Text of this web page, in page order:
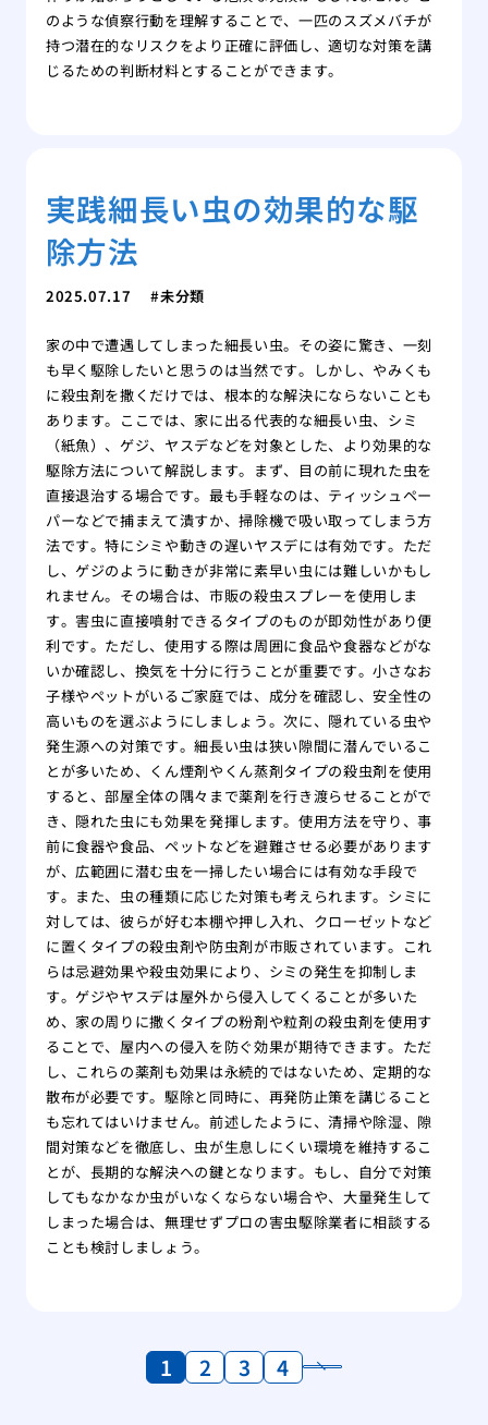
のような偵察行動を理解することで、一匹のスズメバチが
持つ潜在的なリスクをより正確に評価し、適切な対策を講
じるための判断材料とすることができます。
実践細長い虫の効果的な駆
除方法
2025.07.17 未分類
家の中で遭遇してしまった細長い虫。その姿に驚き、一刻
も早く駆除したいと思うのは当然です。しかし、やみくも
に殺虫剤を撒くだけでは、根本的な解決にならないことも
あります。ここでは、家に出る代表的な細長い虫、シミ
（紙魚）、ゲジ、ヤスデなどを対象とした、より効果的な
駆除方法について解説します。まず、目の前に現れた虫を
直接退治する場合です。最も手軽なのは、ティッシュペー
パーなどで捕まえて潰すか、掃除機で吸い取ってしまう方
法です。特にシミや動きの遅いヤスデには有効です。ただ
し、ゲジのように動きが非常に素早い虫には難しいかもし
れません。その場合は、市販の殺虫スプレーを使用しま
す。害虫に直接噴射できるタイプのものが即効性があり便
利です。ただし、使用する際は周囲に食品や食器などがな
いか確認し、換気を十分に行うことが重要です。小さなお
子様やペットがいるご家庭では、成分を確認し、安全性の
高いものを選ぶようにしましょう。次に、隠れている虫や
発生源への対策です。細長い虫は狭い隙間に潜んでいるこ
とが多いため、くん煙剤やくん蒸剤タイプの殺虫剤を使用
すると、部屋全体の隅々まで薬剤を行き渡らせることがで
き、隠れた虫にも効果を発揮します。使用方法を守り、事
前に食器や食品、ペットなどを避難させる必要があります
が、広範囲に潜む虫を一掃したい場合には有効な手段で
す。また、虫の種類に応じた対策も考えられます。シミに
対しては、彼らが好む本棚や押し入れ、クローゼットなど
に置くタイプの殺虫剤や防虫剤が市販されています。これ
らは忌避効果や殺虫効果により、シミの発生を抑制しま
す。ゲジやヤスデは屋外から侵入してくることが多いた
め、家の周りに撒くタイプの粉剤や粒剤の殺虫剤を使用す
ることで、屋内への侵入を防ぐ効果が期待できます。ただ
し、これらの薬剤も効果は永続的ではないため、定期的な
散布が必要です。駆除と同時に、再発防止策を講じること
も忘れてはいけません。前述したように、清掃や除湿、隙
間対策などを徹底し、虫が生息しにくい環境を維持するこ
とが、長期的な解決への鍵となります。もし、自分で対策
してもなかなか虫がいなくならない場合や、大量発生して
しまった場合は、無理せずプロの害虫駆除業者に相談する
ことも検討しましょう。
1 2 3 4